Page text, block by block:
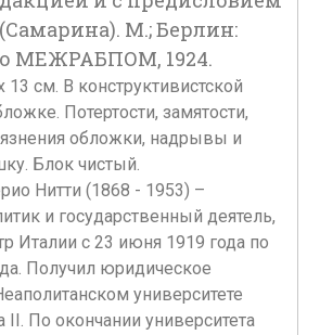
М.; Берлин:
МЕЖРАБПОМ, 1924.
13 см. В конструктивистской
Потертости, замятости,
обложки, надрывы и
Блок чистый.
Нитти (1868 - 1953) –
и государственный деятель,
Италии с 23 июня 1919 года по
Получил юридическое
университете
По окончании университета